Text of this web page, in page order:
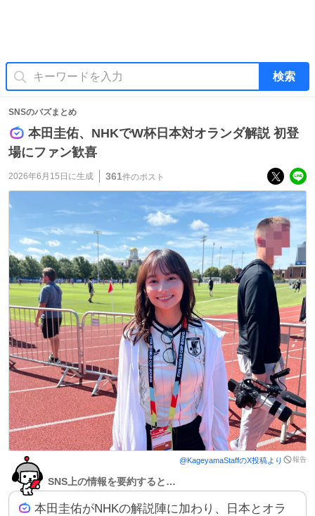
検索
SNSのバズまとめ
本田圭佑、NHKでW杯日本対オランダ解説 初登
場にファン歓喜
2026年6月15日 に生成 361件のポスト
@KageyamaStaffのX投稿より 報告
SNS上の情報を要約すると…
本田圭佑がNHKの解説陣に加わり、日本とオラ